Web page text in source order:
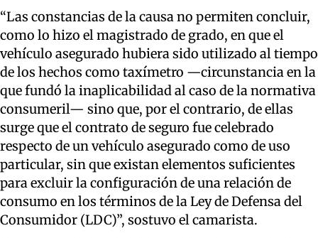
“Las constancias de la causa no permiten concluir,
como lo hizo el magistrado de grado, en que el
vehículo asegurado hubiera sido utilizado al tiempo
de los hechos como taxímetro —circunstancia en la
que fundó la inaplicabilidad al caso de la normativa
consumeril— sino que, por el contrario, de ellas
surge que el contrato de seguro fue celebrado
respecto de un vehículo asegurado como de uso
particular, sin que existan elementos suficientes
para excluir la configuración de una relación de
consumo en los términos de la Ley de Defensa del
Consumidor (LDC)”, sostuvo el camarista.